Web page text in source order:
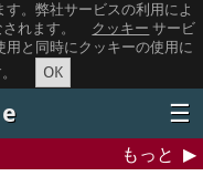
。弊社サービスの利用によ
れます。
クッキー サービ
と同時にクッキーの使用に
OK
☰
もっと